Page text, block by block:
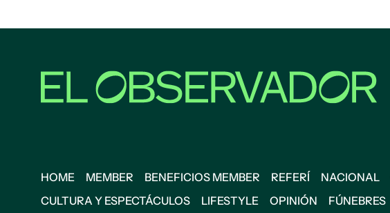
HOME MEMBER BENEFICIOS MEMBER REFERÍ NACIONAL
CULTURA Y ESPECTÁCULOS
LIFESTYLE OPINIÓN FÚNEBRES